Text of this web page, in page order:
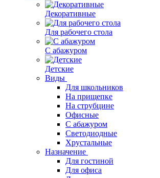
Декоративные
Для рабочего стола
С абажуром
Детские
Виды
Для школьников
На прищепке
На струбцине
Офисные
С абажуром
Светодиодные
Хрустальные
Назначение
Для гостиной
Для офиса